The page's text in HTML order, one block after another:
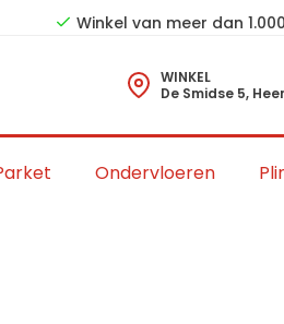
Winkel van meer dan
WINKEL
De Smidse 5,
Ondervloeren